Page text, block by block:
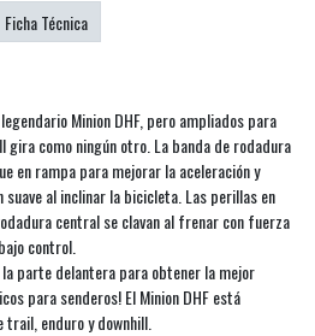
Minion DHF, pero ampliados para
gira como ningún otro. La banda de rodadura
en rampa para mejorar la aceleración y
al inclinar la bicicleta. Las perillas en
central se clavan al frenar con fuerza
control.
la parte delantera para obtener la mejor
para senderos! El Minion DHF está
enduro y downhill.
Ficha Técnica